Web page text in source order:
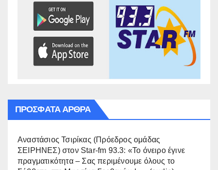
ΠΡΌΣΦΑΤΑ ΆΡΘΡΑ
Αναστάσιος Τσιρίκας (Πρόεδρος ομάδας
ΣΕΙΡΗΝΕΣ) στον Star-fm 93.3: «Το όνειρο έγινε
πραγματικότητα – Σας περιμένουμε όλους το